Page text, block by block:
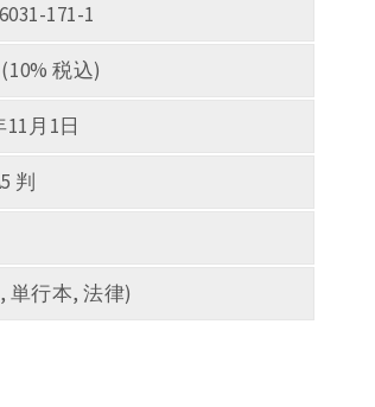
171-1
税込)
11月1日
判
単行本, 法律)